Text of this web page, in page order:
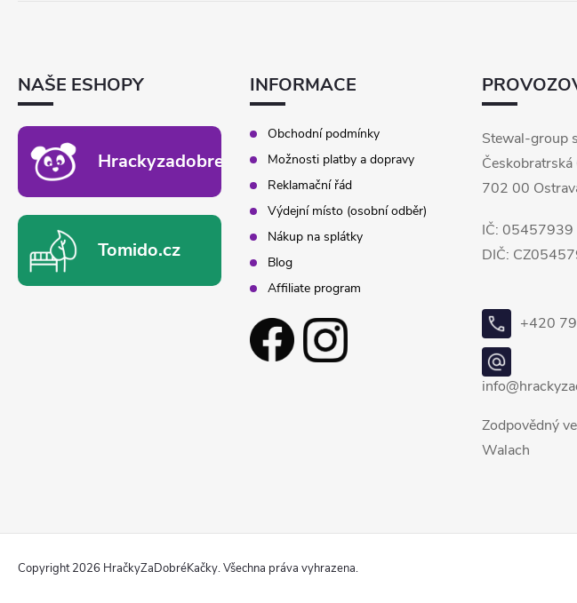
NAŠE ESHOPY
Hrackyzadobrekacky.cz
Tomido.cz
INFORMACE
Obchodní podmínky
Možnosti platby a dopravy
Reklamační řád
Výdejní místo (osobní odběr)
Nákup na splátky
Blog
Affiliate program
Stewal-group
702 00
IČ: 05457939
DIČ:
+420
Zodpovědný
Walach
Copyright 2026 HračkyZaDobréKačky. Všechna práva vyhrazena.